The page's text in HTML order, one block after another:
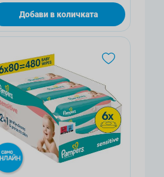
Добави в количката